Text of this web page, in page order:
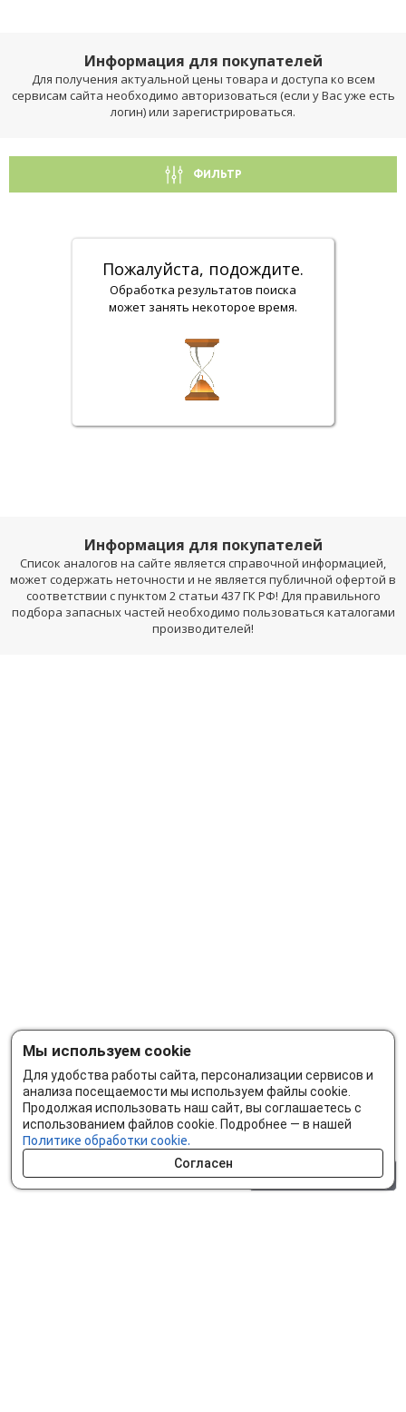
Информация для покупателей
Для получения актуальной цены товара и доступа ко всем
сервисам сайта необходимо авторизоваться (если у Вас уже есть
логин) или зарегистрироваться.
ФИЛЬТР
Пожалуйста, подождите.
Обработка результатов поиска
может занять некоторое время.
Информация для покупателей
Список аналогов на сайте является справочной информацией,
может содержать неточности и не является публичной офертой в
соответствии с пунктом 2 статьи 437 ГК РФ! Для правильного
подбора запасных частей необходимо пользоваться каталогами
производителей!
Мы используем cookie
Для удобства работы сайта, персонализации сервисов и
анализа посещаемости мы используем файлы cookie.
Продолжая использовать наш сайт, вы соглашаетесь с
использованием файлов cookie. Подробнее — в нашей
Политике обработки cookie.
Согласен